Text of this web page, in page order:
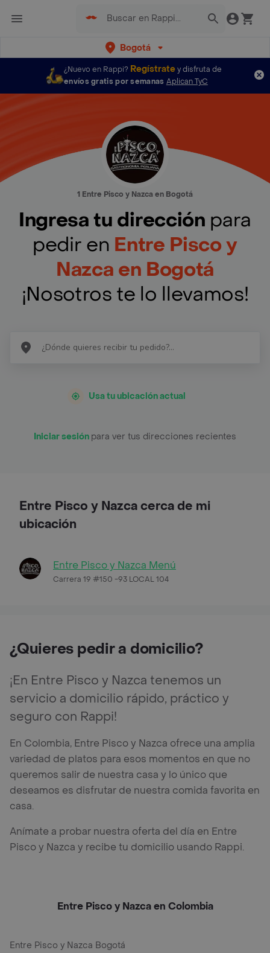
Bogotá
¿Nuevo en Rappi? Regístratey disfruta de
envíos gratis por semanas Aplican TyC
1 Entre Pisco y Nazca en Bogotá
Ingresa tu dirección para
pedir en Entre Pisco y
Nazca en Bogotá
¡Nosotros te lo llevamos!
Usa tu ubicación actual
Iniciar sesión para ver tus direcciones recientes
Entre Pisco y Nazca cerca de mi
ubicación
Entre Pisco y Nazca Menú
Carrera 19 #150 -93 LOCAL 104
¿Quieres pedir a domicilio?
¡En Entre Pisco y Nazca tenemos un
servicio a domicilio rápido, práctico y
seguro con Rappi!
En Colombia, Entre Pisco y Nazca ofrece una amplia
variedad de platos para esos momentos en que no
queremos salir de nuestra casa y lo único que
deseamos es disfrutar de nuestra comida favorita en
casa.
Anímate a probar nuestra oferta del día en Entre
Pisco y Nazca y recibe tu domicilio usando Rappi.
Entre Pisco y Nazca en Colombia
Entre Pisco y Nazca Bogotá